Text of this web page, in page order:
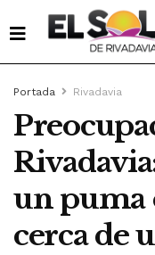
Portada Rivadavia
un puma
cerca de